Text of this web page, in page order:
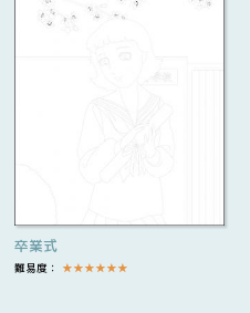
卒業式
難易度： ★★★★★★